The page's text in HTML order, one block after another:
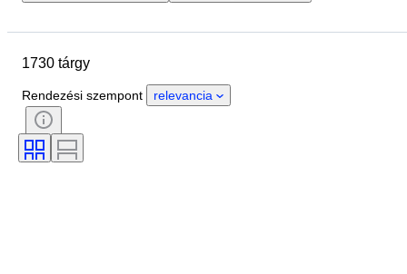
Country of origin
Állapot
Tanúsítvány
Téma
Technika
Szín
1730 tárgy
Rendezési szempont relevancia